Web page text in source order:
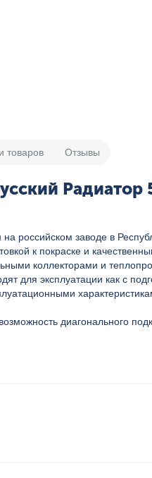
товаров Отзывы
Радиатор
заводе в
к покраске и
коллекторами и
для эксплуатации как с
диагонального